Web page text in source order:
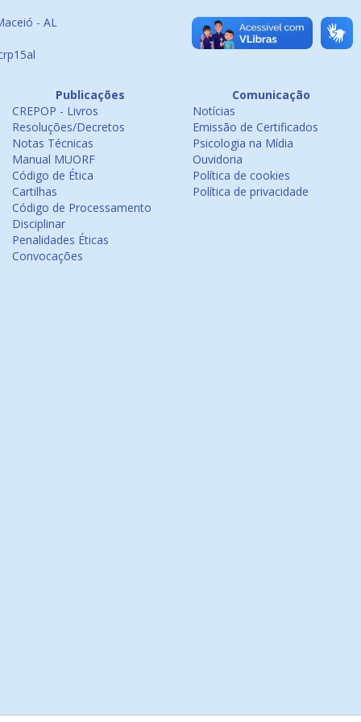
- AL
Publicações
CREPOP - Livros
Resoluções/Decretos
Notas Técnicas
Manual MUORF
Código de Ética
Cartilhas
Código de Processamento
Disciplinar
Penalidades Éticas
Convocações
Comunicação
Notícias
Emissão de Certificados
Psicologia na Mídia
Ouvidoria
Política de cookies
Política de privacidade